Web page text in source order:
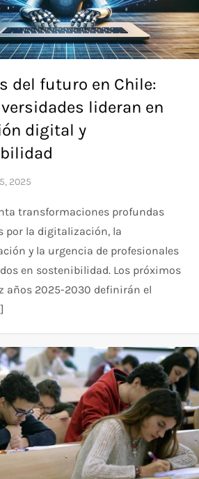
del futuro en Chile:
lideran en
digital y
transformaciones profundas
por la digitalización, la
y la urgencia de profesionales
en sostenibilidad. Los próximos
años 2025-2030 definirán el